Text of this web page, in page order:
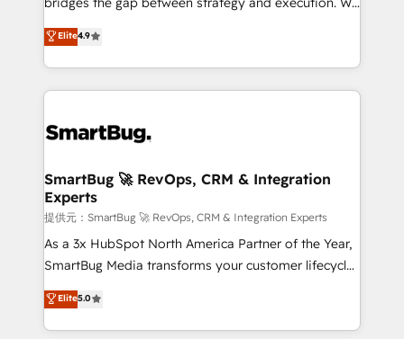
の一部をAIが自律実行する組織への移行を設計・実装。
Breeze・Claude等をHubSpotと連携させ、役割定義・
革を、構想から実装・定着までPMOとして主導。「設
の統合・浸透・変革管理を実行します。 ▸ CMS戦略設
計・構築：リード獲得・CVR・SEOを前提にした情報設
計・導線設計・テンプレート設計をContent Hubで一体
提供。 ▸ 既存CRM・MAからの移行支援：Salesforce・
Marketo・Pardot等からの移行、カスタム設計、履歴
Perplexity等のAI検索からの流入・引用を前提にコンテ
ンツとサイト構造を最適化。 🏆 なぜ100incを選ぶの
don't just "set up tools" — we install the GTM
Operating System (GTM OS) to align your leadership
and engineer a portal that drives predictable
revenue velocity. 🚀 GTM Strategy & Alignment
stalling growth. Fix your ICP, Math, and Story to stop
Scalable Architecture: Zero-technical-debt setup
across all Hubs, validated by our 7 HubSpot
Accreditations. AI-Powered RevOps: Breeze AI,
custom AI agents, and high-integrity migrations for
total reporting clarity. Security & Compliance: SOC 2
security. 🏆 Why Bluleadz? GTM OS Partner | 16+
Years Experience | 1,000+ Five-Star Reviews
Elite4.9
SmartBug 🚀 RevOps, CRM & Integration
Experts
提供元：SmartBug 🚀 RevOps, CRM & Integration Experts
As a 3x HubSpot North America Partner of the Year,
SmartBug Media transforms your customer lifecycle
into a revenue engine. Our unified ecosystem
includes specialized divisions Globalia (AI &
Software) and Point Success Media (Paid Media),
Elite5.0